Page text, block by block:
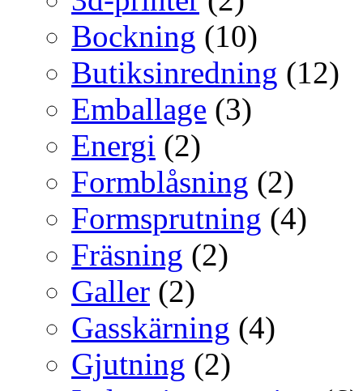
Bockning (10)
Butiksinredning (12)
Emballage (3)
Energi (2)
Formblåsning (2)
Formsprutning (4)
Fräsning (2)
Galler (2)
Gasskärning (4)
Gjutning (2)